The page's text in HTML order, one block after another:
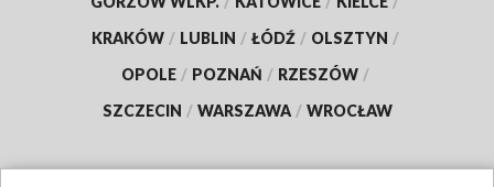
KRAKÓW / LUBLIN / ŁÓDŹ / OLSZTYN /
OPOLE / POZNAŃ / RZESZÓW /
SZCZECIN / WARSZAWA / WROCŁAW